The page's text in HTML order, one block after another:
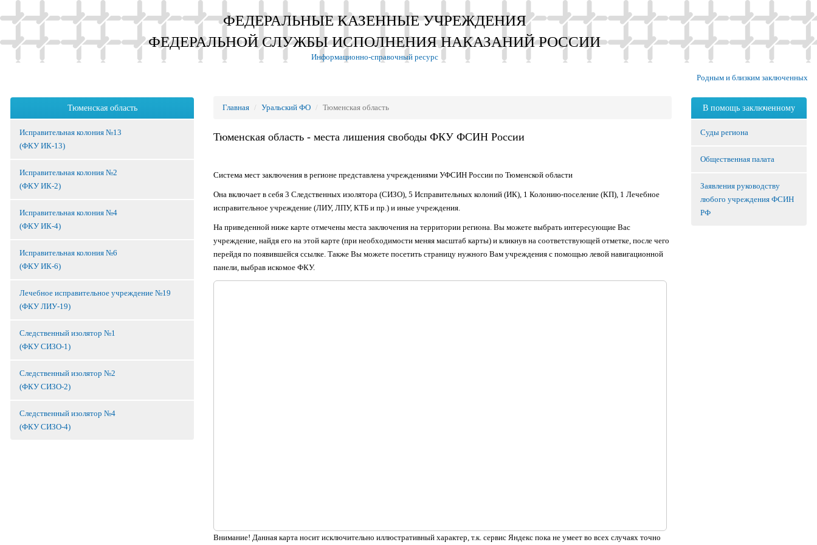
ФЕДЕРАЛЬНЫЕ КАЗЕННЫЕ УЧРЕЖДЕНИЯ
ФЕДЕРАЛЬНОЙ СЛУЖБЫ ИСПОЛНЕНИЯ НАКАЗАНИЙ РОССИИ
Информационно-справочный ресурс
Родным и близким заключенных
Тюменская область
Исправительная колония №13
(ФКУ ИК-13)
Исправительная колония №2
(ФКУ ИК-2)
Исправительная колония №4
(ФКУ ИК-4)
Исправительная колония №6
(ФКУ ИК-6)
Лечебное исправительное учреждение №19
(ФКУ ЛИУ-19)
Следственный изолятор №1
(ФКУ СИЗО-1)
Следственный изолятор №2
(ФКУ СИЗО-2)
Следственный изолятор №4
(ФКУ СИЗО-4)
Главная Уральский ФО Тюменская область
Тюменская область - места лишения свободы ФКУ ФСИН России
Система мест заключения в регионе представлена учреждениями УФСИН России по Тюменской области
Она включает в себя 3 Следственных изолятора (СИЗО), 5 Исправительных колоний (ИК), 1 Колонию-поселение (КП), 1 Лечебное
исправительное учреждение (ЛИУ, ЛПУ, КТБ и пр.) и иные учреждения.
На приведенной ниже карте отмечены места заключения на территории региона. Вы можете выбрать интересующие Вас
учреждение, найдя его на этой карте (при необходимости меняя масштаб карты) и кликнув на соответствующей отметке, после чего
перейдя по появившейся ссылке. Также Вы можете посетить страницу нужного Вам учреждения с помощью левой навигационной
панели, выбрав искомое ФКУ.
Внимание! Данная карта носит исключительно иллюстративный характер, т.к. сервис Яндекс пока не умеет во всех случаях точно
В помощь заключенному
Суды региона
Общественная палата
Заявления руководству
любого учреждения ФСИН
РФ